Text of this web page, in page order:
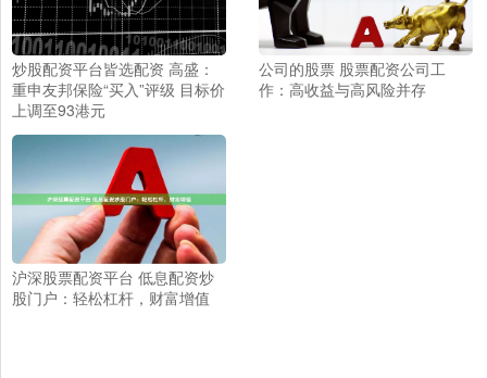
炒股配资平台皆选配资 高盛：
重申友邦保险“买入”评级 目标价
上调至93港元
公司的股票 股票配资公司工
作：高收益与高风险并存
沪深股票配资平台 低息配资炒
股门户：轻松杠杆，财富增值